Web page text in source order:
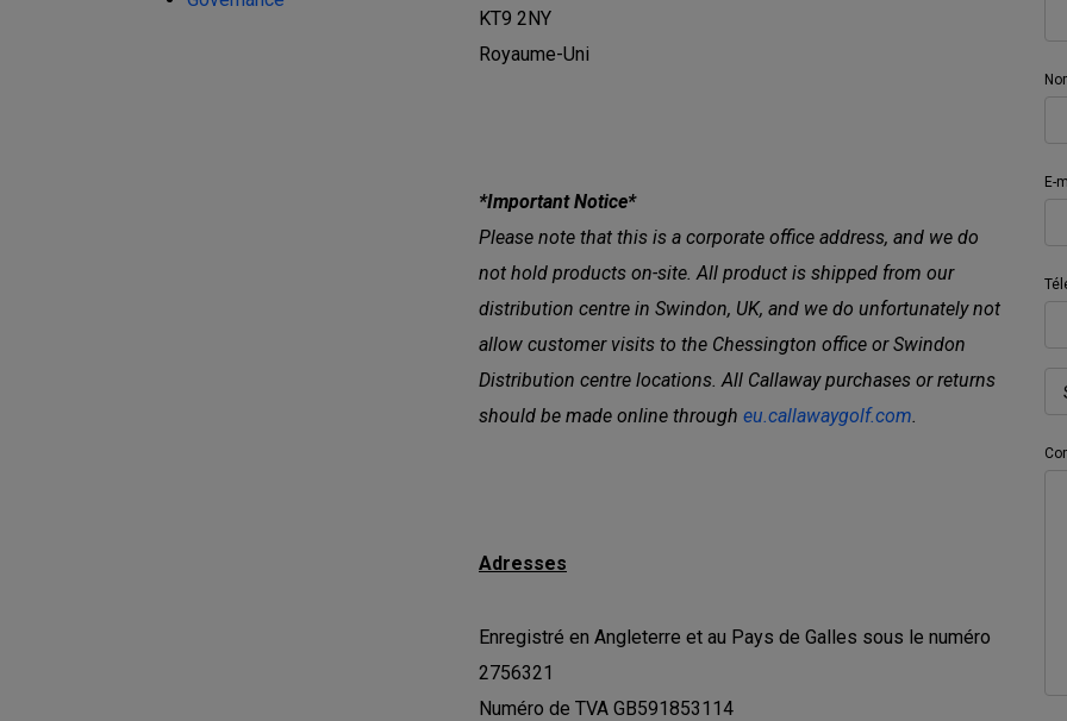
KT9 2NY
Royaume-Uni
*Important Notice*
Please note that this is a corporate office address, and we do
not hold products on-site. All product is shipped from our
distribution centre in Swindon, UK, and we do unfortunately not
allow customer visits to the Chessington office or Swindon
Distribution centre locations. All Callaway purchases or returns
should be made online through eu.callawaygolf.com.
Adresses
Enregistré en Angleterre et au Pays de Galles sous le numéro
2756321
Numéro de TVA GB591853114
E-